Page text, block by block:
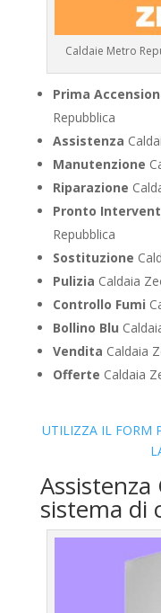
Caldaie Metro
Prima
Repubblica
Assistenza
Manutenzione
Riparazione
Pronto
Repubblica
Sostituzione
Pulizia Caldaia
Controllo Fumi
Bollino Blu
Vendita Caldaia
Offerte Caldaia
UTILIZZA IL FORM
Assistenza
sistema di